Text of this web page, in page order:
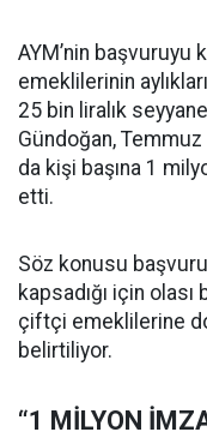
AYM’nin
emeklilerinin
25 bin liralık
Gündoğan,
da kişi başına 1
etti.
Söz konusu
kapsadığı için
çiftçi emeklilerine
belirtiliyor.
“1 MİLYON